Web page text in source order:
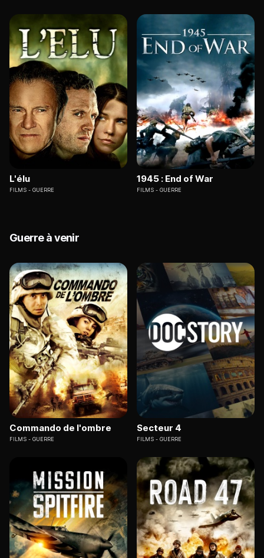
L'élu
FILMS GUERRE
1945 : End of War
FILMS GUERRE
Guerre à venir
Commando de l'ombre
FILMS GUERRE
Secteur 4
FILMS GUERRE